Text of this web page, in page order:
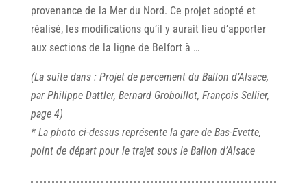
provenance de la Mer du Nord. Ce projet adopté et
réalisé, les modifications qu’il y aurait lieu d’apporter
aux sections de la ligne de Belfort à …
(La suite dans : Projet de percement du Ballon d’Alsace,
par Philippe Dattler, Bernard Groboillot, François Sellier,
page 4)
* La photo ci-dessus représente la gare de Bas-Evette,
point de départ pour le trajet sous le Ballon d’Alsace